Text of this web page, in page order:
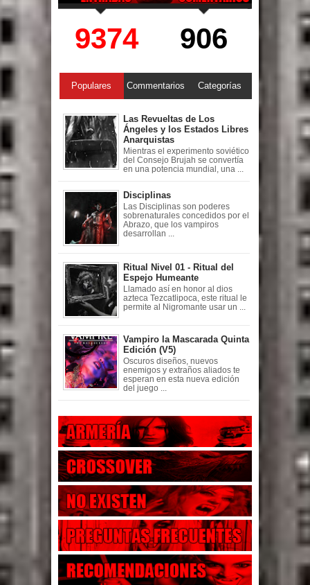
9374 906
Populares Commentarios Categorías
Las Revueltas de Los
Ángeles y los Estados Libres
Anarquistas
Mientras el experimento soviético
del Consejo Brujah se convertía
en una potencia mundial, una ...
Disciplinas
Las Disciplinas son poderes
sobrenaturales concedidos por el
Abrazo, que los vampiros
desarrollan ...
Ritual Nivel 01 - Ritual del
Espejo Humeante
Llamado así en honor al dios
azteca Tezcatlipoca, este ritual le
permite al Nigromante usar un ...
Vampiro la Mascarada Quinta
Edición (V5)
Oscuros diseños, nuevos
enemigos y extraños aliados te
esperan en esta nueva edición
del juego ...